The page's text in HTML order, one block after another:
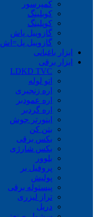
کمپرسور
کوبلینگ
کوپلینگ
گازوییل پاش
گازوییل پل=اش
ابزار باغبانی
ابزار برقی
LDKD TVC
اتو لوله
اره زنجیری
اره عمودبر
اره گردبر
اینورتر جوش
بتن کن
بکس برقی
بکس شارژی
بلوور
پروفیل بر
پولیش
پیستوله برقی
تراز لیزری
دریل